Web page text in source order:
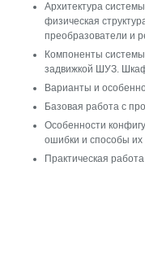
Архитектура
физическая
преобразователи и
Компоненты
задвижкой ШУЗ.
Варианты и
Базовая работа с
Особенности
ошибки и способы их
Практическая